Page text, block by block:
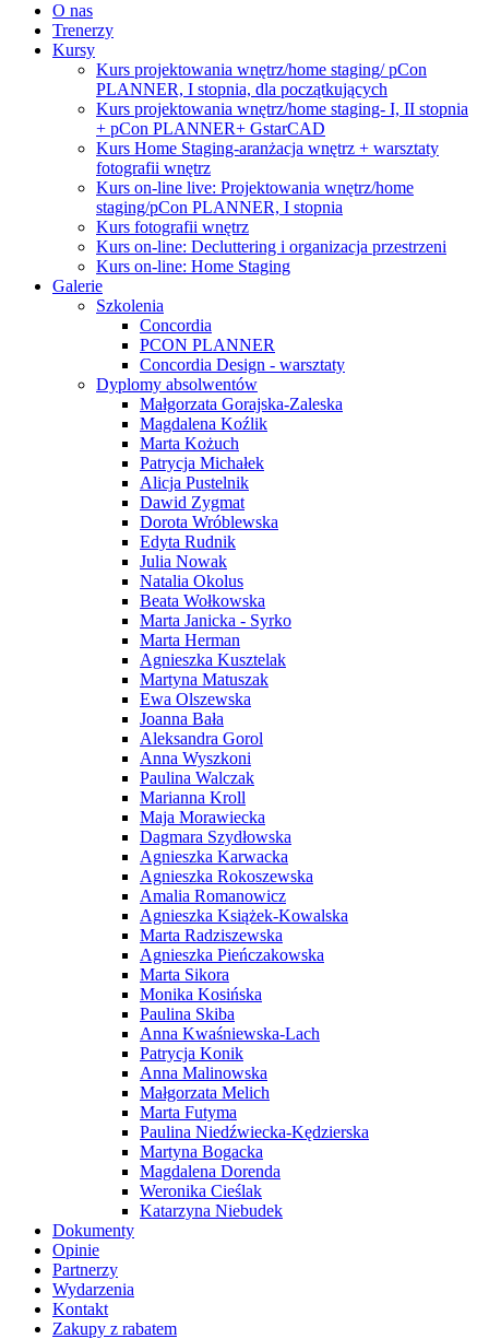
O nas
Trenerzy
Kursy
Kurs projektowania wnętrz/home staging/ pCon
PLANNER, I stopnia, dla początkujących
Kurs projektowania wnętrz/home staging- I, II stopnia
+ pCon PLANNER+ GstarCAD
Kurs Home Staging-aranżacja wnętrz + warsztaty
fotografii wnętrz
Kurs on-line live: Projektowania wnętrz/home
staging/pCon PLANNER, I stopnia
Kurs fotografii wnętrz
Kurs on-line: Decluttering i organizacja przestrzeni
Kurs on-line: Home Staging
Galerie
Szkolenia
Concordia
PCON PLANNER
Concordia Design - warsztaty
Dyplomy absolwentów
Małgorzata Gorajska-Zaleska
Magdalena Koźlik
Marta Kożuch
Patrycja Michałek
Alicja Pustelnik
Dawid Zygmat
Dorota Wróblewska
Edyta Rudnik
Julia Nowak
Natalia Okolus
Beata Wołkowska
Marta Janicka - Syrko
Marta Herman
Agnieszka Kusztelak
Martyna Matuszak
Ewa Olszewska
Joanna Bała
Aleksandra Gorol
Anna Wyszkoni
Paulina Walczak
Marianna Kroll
Maja Morawiecka
Dagmara Szydłowska
Agnieszka Karwacka
Agnieszka Rokoszewska
Amalia Romanowicz
Agnieszka Książek-Kowalska
Marta Radziszewska
Agnieszka Pieńczakowska
Marta Sikora
Monika Kosińska
Paulina Skiba
Anna Kwaśniewska-Lach
Patrycja Konik
Anna Malinowska
Małgorzata Melich
Marta Futyma
Paulina Niedźwiecka-Kędzierska
Martyna Bogacka
Magdalena Dorenda
Weronika Cieślak
Katarzyna Niebudek
Dokumenty
Opinie
Partnerzy
Wydarzenia
Kontakt
Zakupy z rabatem